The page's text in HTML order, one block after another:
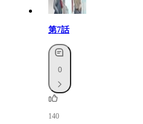
第7話
0
140